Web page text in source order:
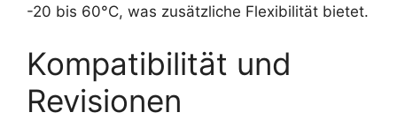
-20 bis 60°C, was zusätzliche Flexibilität bietet.
Kompatibilität und
Revisionen